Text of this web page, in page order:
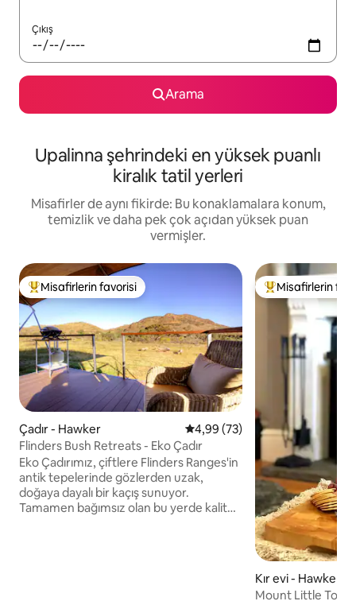
Çıkış
Arama
Upalinna şehrindeki en yüksek puanlı
kiralık tatil yerleri
Misafirler de aynı fikirde: Bu konaklamalara konum,
temizlik ve daha pek çok açıdan yüksek puan
vermişler.
Misafirlerin favorilerinden en beğenilenler arasında
Misafirlerin favorisi
Çadır - Hawker 5 üzerinden ortalama 4,99
4,99 (73)
Flinders Bush Retreats - Eko Çadır
Eko Çadırımız, çiftlere Flinders Ranges'in
antik tepelerinde gözlerden uzak,
doğaya dayalı bir kaçış sunuyor.
Tamamen bağımsız olan bu yerde kaliteli
Misafirlerin
Misafirlerin
Kır evi - Hawker
Mount Little